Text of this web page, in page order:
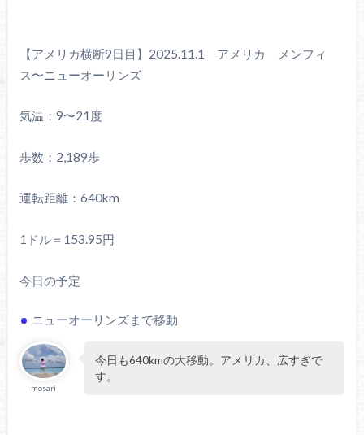
【アメリカ横断9日目】2025.11.1 アメリカ メンフィ
ス〜ニューオーリンズ
気温：9〜21度
歩数：2,189歩
運転距離：640km
1ドル＝153.95円
今日の予定
ニューオーリンズまで移動
mosari
今日も640kmの大移動。アメリカ、広すぎで
す。